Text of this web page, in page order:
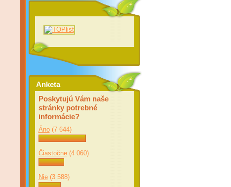
Anketa
Poskytujú Vám naše
stránky potrebné
informácie?
Áno (7 644)
Čiastočne (4 060)
Nie (3 588)